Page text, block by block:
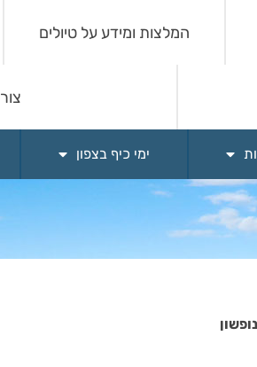
המלצות ומידע על טיולים
ימי כיף בצפון